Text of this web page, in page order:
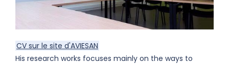
CV sur le site d'AVIESAN
His research works focuses mainly on the ways to